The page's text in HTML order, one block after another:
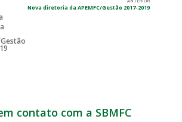
Nova diretoria da APEMFC/Gestão 2017-2019
contato com a SBMFC